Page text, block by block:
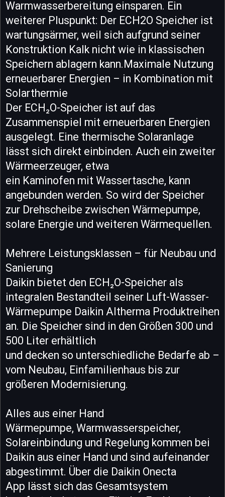
Warmwasserbereitung einsparen. Ein
weiterer Pluspunkt: Der ECH2O Speicher ist
wartungsärmer, weil sich aufgrund seiner
Konstruktion Kalk nicht wie in klassischen
Speichern ablagern kann.Maximale Nutzung
erneuerbarer Energien – in Kombination mit
Solarthermie
Der ECH₂O-Speicher ist auf das
Zusammenspiel mit erneuerbaren Energien
ausgelegt. Eine thermische Solaranlage
lässt sich direkt einbinden. Auch ein zweiter
Wärmeerzeuger, etwa
ein Kaminofen mit Wassertasche, kann
angebunden werden. So wird der Speicher
zur Drehscheibe zwischen Wärmepumpe,
solare Energie und weiteren Wärmequellen.
Mehrere Leistungsklassen – für Neubau und
Sanierung
Daikin bietet den ECH₂O-Speicher als
integralen Bestandteil seiner Luft-Wasser-
Wärmepumpe Daikin Altherma Produktreihen
an. Die Speicher sind in den Größen 300 und
500 Liter erhältlich
und decken so unterschiedliche Bedarfe ab –
vom Neubau, Einfamilienhaus bis zur
größeren Modernisierung.
Alles aus einer Hand
Wärmepumpe, Warmwasserspeicher,
Solareinbindung und Regelung kommen bei
Daikin aus einer Hand und sind aufeinander
abgestimmt. Über die Daikin Onecta
App lässt sich das Gesamtsystem